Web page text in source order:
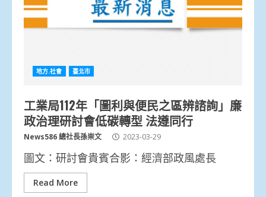
地方.社會 臺北市
工業局112年「圖利與便民之區辨諮詢」廉
政治理研討會低碳轉型 法遵同行
News586 總社長孫崇文 2023-03-29
圖文：研討會貴賓合影：經濟部政風處長
Read More